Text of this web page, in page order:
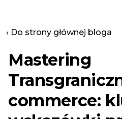
‹ Do strony głównej bloga
Mastering
commerce: